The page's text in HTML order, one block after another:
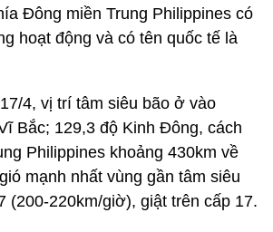
Đông miền Trung Philippines có
hoạt động và có tên quốc tế là
4, vị trí tâm siêu bão ở vào
Bắc; 129,3 độ Kinh Đông, cách
Philippines khoảng 430km về
mạnh nhất vùng gần tâm siêu
(200-220km/giờ), giật trên cấp 17.